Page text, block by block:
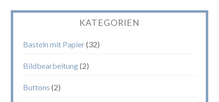
KATEGORIEN
Basteln mit Papier(32)
Bildbearbeitung(2)
Buttons (2)